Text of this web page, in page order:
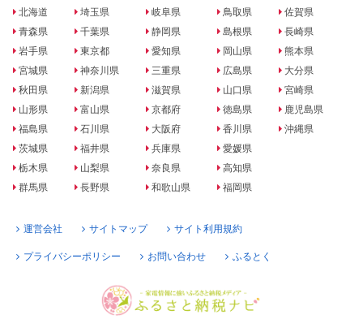
北海道
青森県
岩手県
宮城県
秋田県
山形県
福島県
茨城県
栃木県
群馬県
埼玉県
千葉県
東京都
神奈川県
新潟県
富山県
石川県
福井県
山梨県
長野県
岐阜県
静岡県
愛知県
三重県
滋賀県
京都府
大阪府
兵庫県
奈良県
和歌山県
鳥取県
島根県
岡山県
広島県
山口県
徳島県
香川県
愛媛県
高知県
福岡県
佐賀県
長崎県
熊本県
大分県
宮崎県
鹿児島県
沖縄県
運営会社 サイトマップ サイト利用規約
プライバシーポリシー お問い合わせ ふるとく